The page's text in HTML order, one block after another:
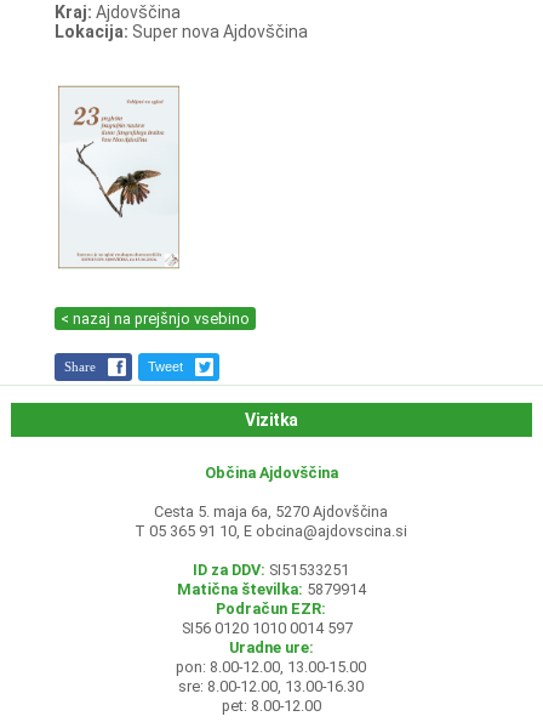
Kraj: Ajdovščina
Lokacija: Super nova Ajdovščina
< nazaj na prejšnjo vsebino
Share Tweet
Vizitka
Občina Ajdovščina
Cesta 5. maja 6a, 5270 Ajdovščina
T 05 365 91 10, E obcina@ajdovscina.si
ID za DDV: SI51533251
Matična številka: 5879914
Podračun EZR:
SI56 0120 1010 0014 597
Uradne ure:
pon: 8.00-12.00, 13.00-15.00
sre: 8.00-12.00, 13.00-16.30
pet: 8.00-12.00